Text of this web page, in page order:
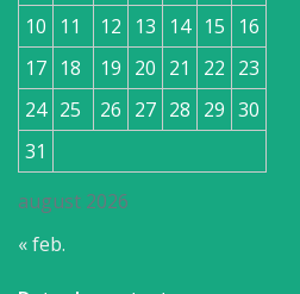
august 2026
10
11 12 13 14 15
16
17 18 19 20 21 22 23
24 25 26 27 28 29 30
31
« feb.